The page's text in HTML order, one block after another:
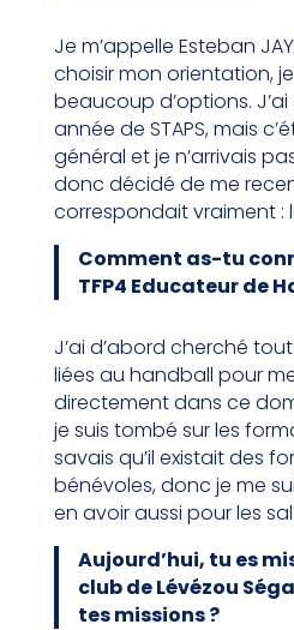
Je m’appelle Esteban
choisir mon orientation,
beaucoup d’options.
année de STAPS, mais
général et je n’arrivais
donc décidé de me
correspondait vraiment :
Comment as-tu
TFP4 Educateur de
J’ai d’abord cherché
liées au handball pour
directement dans ce
je suis tombé sur les
savais qu’il existait des
bénévoles, donc je me
en avoir aussi pour les
Aujourd’hui, tu es
club de Lévézou
tes missions ?